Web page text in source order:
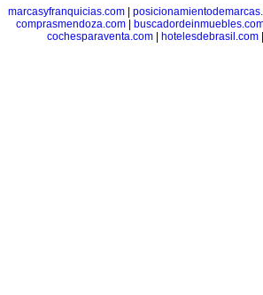
marcasyfranquicias.com|
comprasmendoza.com
cochesparaventa.com| hotelesdebrasil.com|